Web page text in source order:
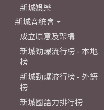
新城娛樂
新城音統會
成立原意及架構
新城勁爆流行榜 - 本地
榜
新城勁爆流行榜 - 外語
榜
新城國語力排行榜